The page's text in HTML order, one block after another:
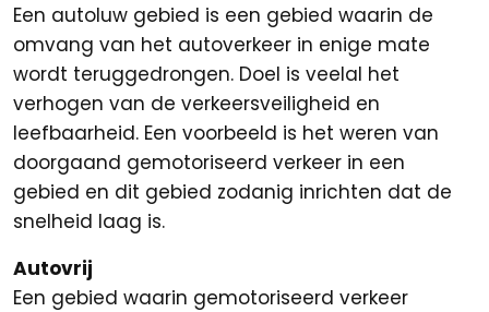
Een autoluw gebied is een gebied waarin de
omvang van het autoverkeer in enige mate
wordt teruggedrongen. Doel is veelal het
verhogen van de verkeersveiligheid en
leefbaarheid. Een voorbeeld is het weren van
doorgaand gemotoriseerd verkeer in een
gebied en dit gebied zodanig inrichten dat de
snelheid laag is.
Autovrij
Een gebied waarin gemotoriseerd verkeer